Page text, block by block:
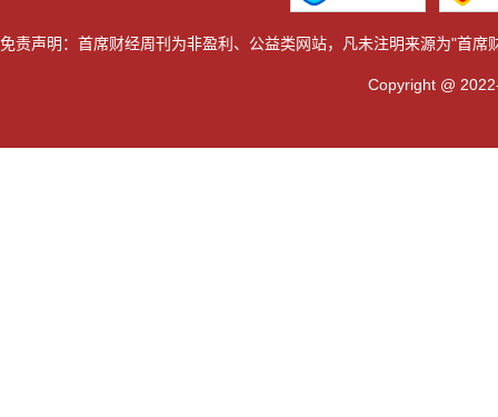
免责声明：首席财经周刊为非盈利、公益类网站，凡未注明来源为"首
Copyright @